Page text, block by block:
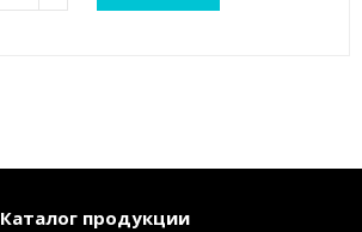
Каталог продукции